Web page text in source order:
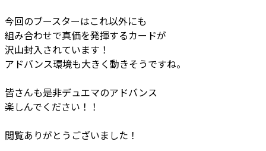
今回のブースターはこれ以外にも
組み合わせで真価を発揮するカードが
沢山封入されています！
アドバンス環境も大きく動きそうですね。
皆さんも是非デュエマのアドバンス
楽しんでください！！
閲覧ありがとうございました！